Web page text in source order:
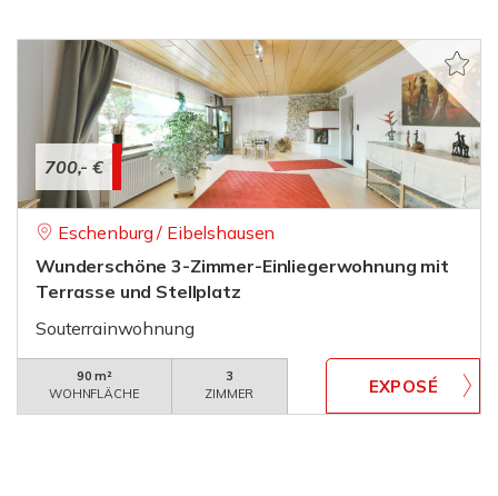
700,- €
Eschenburg / Eibelshausen
Wunderschöne 3-Zimmer-Einliegerwohnung mit
Terrasse und Stellplatz
Souterrainwohnung
90 m²
WOHNFLÄCHE
3
ZIMMER